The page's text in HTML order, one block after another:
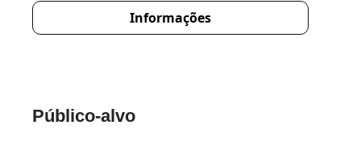
Informações
Público-alvo